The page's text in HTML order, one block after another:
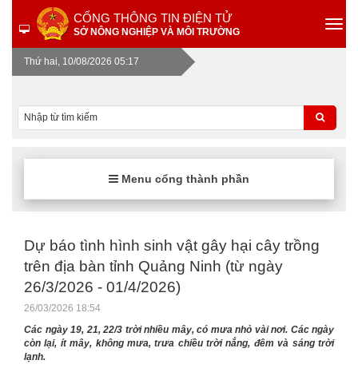
CỔNG THÔNG TIN ĐIỆN TỬ
SỞ NÔNG NGHIỆP VÀ MÔI TRƯỜNG
Thứ hai, 10/08/2026 05:17
Menu cổng thành phần
Dự báo tình hình sinh vật gây hại cây trồng
trên địa bàn tỉnh Quảng Ninh (từ ngày
26/3/2026 - 01/4/2026)
26/03/2026 18:54
Các ngày 19, 21, 22/3 trời nhiều mây, có mưa nhỏ vài nơi. Các ngày
còn lại, ít mây, không mưa, trưa chiều trời nắng, đêm và sáng trời
lạnh.